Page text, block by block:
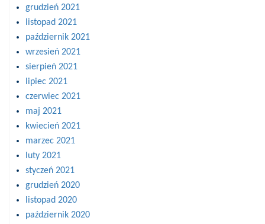
grudzień 2021
listopad 2021
październik 2021
wrzesień 2021
sierpień 2021
lipiec 2021
czerwiec 2021
maj 2021
kwiecień 2021
marzec 2021
luty 2021
styczeń 2021
grudzień 2020
listopad 2020
październik 2020